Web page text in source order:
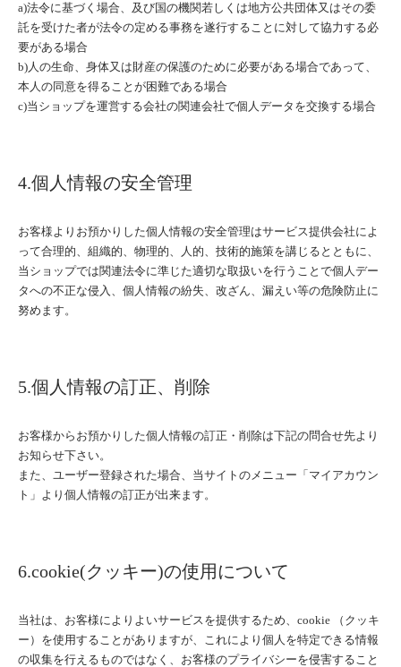
a)法令に基づく場合、及び国の機関若しくは地方公共団体又はその委
託を受けた者が法令の定める事務を遂行することに対して協力する必
要がある場合
b)人の生命、身体又は財産の保護のために必要がある場合であって、
本人の同意を得ることが困難である場合
c)当ショップを運営する会社の関連会社で個人データを交換する場合
4.個人情報の安全管理
お客様よりお預かりした個人情報の安全管理はサービス提供会社によ
って合理的、組織的、物理的、人的、技術的施策を講じるとともに、
当ショップでは関連法令に準じた適切な取扱いを行うことで個人デー
タへの不正な侵入、個人情報の紛失、改ざん、漏えい等の危険防止に
努めます。
5.個人情報の訂正、削除
お客様からお預かりした個人情報の訂正・削除は下記の問合せ先より
お知らせ下さい。
また、ユーザー登録された場合、当サイトのメニュー「マイアカウン
ト」より個人情報の訂正が出来ます。
6.cookie(クッキー)の使用について
当社は、お客様によりよいサービスを提供するため、cookie （クッキ
ー）を使用することがありますが、これにより個人を特定できる情報
の収集を行えるものではなく、お客様のプライバシーを侵害すること